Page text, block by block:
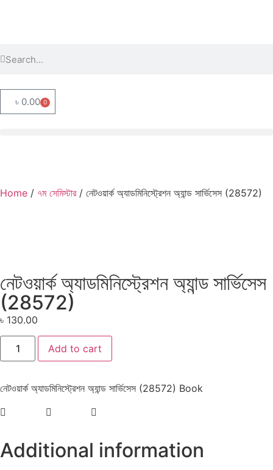
৳ 0.00 0
Home / ৭ম সেমিস্টার/ নেটওয়ার্ক অ্যাডমিনিস্ট্রেশন অ্যান্ড সার্ভিসেস (28572)
নেটওয়ার্ক অ্যাডমিনিস্ট্রেশন অ্যান্ড সার্ভিসেস
(28572)
৳ 130.00
Add to cart
নেটওয়ার্ক অ্যাডমিনিস্ট্রেশন অ্যান্ড সার্ভিসেস (28572) Book
Additional information